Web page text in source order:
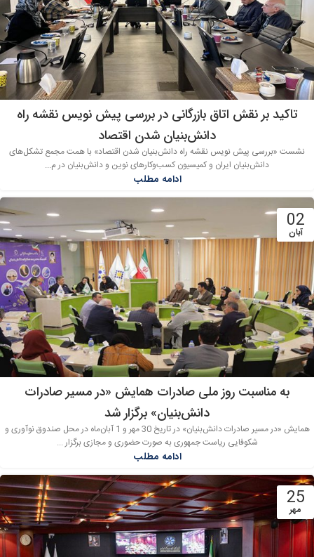
تاکید بر نقش اتاق بازرگانی در بررسی پیش نویس نقشه راه
دانش‌بنیان شدن اقتصاد
نشست «بررسی پیش نویس نقشه راه دانش‌بنیان شدن اقتصاد» با همت مجمع تشکل‌های
دانش‌بنیان ایران و کمیسیون کسب‌وکارهای نوین و دانش‌بنیان در م...
ادامه مطلب
02
آبان
به مناسبت روز ملی صادرات همایش «در مسیر صادرات
دانش‌بنیان» برگزار شد
همایش «در مسیر صادرات دانش‌بنیان» در تاریخ 30 مهر و 1 آبان‌ماه در محل صندوق نوآوری و
شکوفایی ریاست جمهوری به صورت حضوری و مجازی برگزار ...
ادامه مطلب
25
مهر